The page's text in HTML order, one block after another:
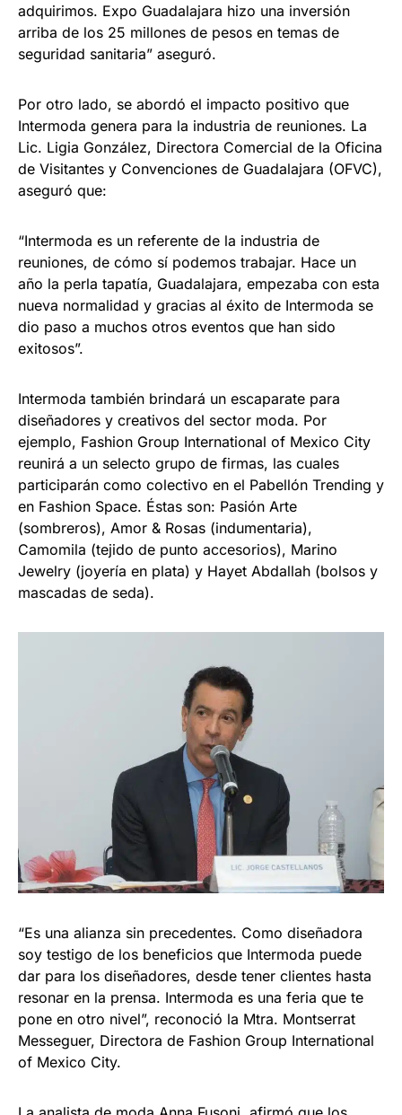
adquirimos. Expo Guadalajara hizo una inversión
arriba de los 25 millones de pesos en temas de
seguridad sanitaria” aseguró.
Por otro lado, se abordó el impacto positivo que
Intermoda genera para la industria de reuniones. La
Lic. Ligia González, Directora Comercial de la Oficina
de Visitantes y Convenciones de Guadalajara (OFVC),
aseguró que:
“Intermoda es un referente de la industria de
reuniones, de cómo sí podemos trabajar. Hace un
año la perla tapatía, Guadalajara, empezaba con esta
nueva normalidad y gracias al éxito de Intermoda se
dio paso a muchos otros eventos que han sido
exitosos”.
Intermoda también brindará un escaparate para
diseñadores y creativos del sector moda. Por
ejemplo, Fashion Group International of Mexico City
reunirá a un selecto grupo de firmas, las cuales
participarán como colectivo en el Pabellón Trending y
en Fashion Space. Éstas son: Pasión Arte
(sombreros), Amor & Rosas (indumentaria),
Camomila (tejido de punto accesorios), Marino
Jewelry (joyería en plata) y Hayet Abdallah (bolsos y
mascadas de seda).
“Es una alianza sin precedentes. Como diseñadora
soy testigo de los beneficios que Intermoda puede
dar para los diseñadores, desde tener clientes hasta
resonar en la prensa. Intermoda es una feria que te
pone en otro nivel”, reconoció la Mtra. Montserrat
Messeguer, Directora de Fashion Group International
of Mexico City.